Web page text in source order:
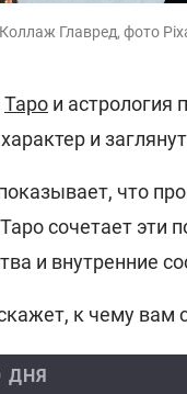
Главред, фото
Таро и астрология
и
что
сочетает эти
и внутренние
к чему вам
ДНЯ